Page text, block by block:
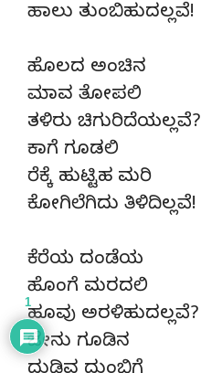
ಹಾಲು ತುಂಬಿಹುದಲ್ಲವೆ!
ಹೊಲದ ಅಂಚಿನ
ಮಾವ ತೋಪಲಿ
ತಳಿರು ಚಿಗುರಿದೆಯಲ್ಲವೆ?
ಕಾಗೆ ಗೂಡಲಿ
ರೆಕ್ಕೆ ಹುಟ್ಟಿಹ ಮರಿ
ಕೋಗಿಲೆಗಿದು ತಿಳಿದಿಲ್ಲವೆ!
ಕೆರೆಯ ದಂಡೆಯ
ಹೊಂಗೆ ಮರದಲಿ
ಹೂವು ಅರಳಿಹುದಲ್ಲವೆ?
ಜೇನು ಗೂಡಿನ
1